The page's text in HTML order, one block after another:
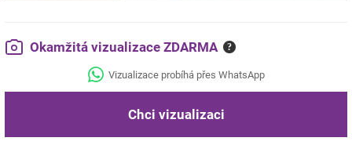
Okamžitá vizualizace ZDARMA ?
Vizualizace probíhá přes WhatsApp
Chci vizualizaci